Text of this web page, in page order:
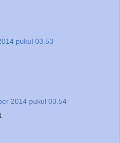
pukul 03.53
2014 pukul 03.54